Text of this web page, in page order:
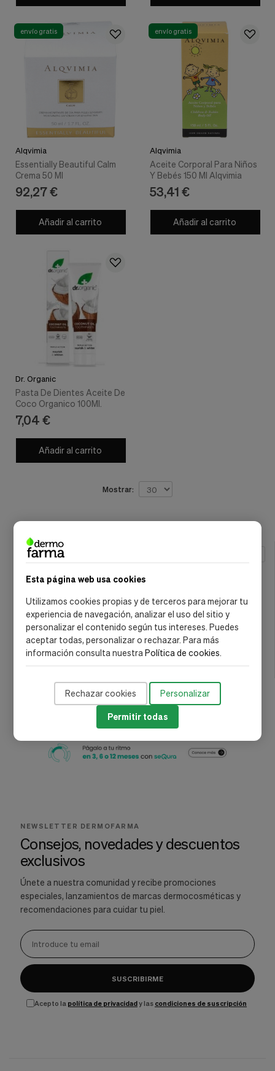
Esta página web usa cookies
Utilizamos cookies propias y de terceros para mejorar tu
experiencia de navegación, analizar el uso del sitio y
personalizar el contenido según tus intereses. Puedes
aceptar todas, personalizar o rechazar. Para más
información consulta nuestraPolítica de cookies.
Rechazar cookies Personalizar
Permitir todas
cookies
interesantes
basados
costumbres
navegación.
envío gratis
Alqvimia
Essentially Beautiful Calm
Crema 50 Ml
92,27 €
Añadir al carrito
envío gratis
Alqvimia
Aceite Corporal Para Niños
Y Bebés 150 Ml Alqvimia
53,41 €
Añadir al carrito
Dr. Organic
Pasta De Dientes Aceite De
Coco Organico 100Ml.
7,04 €
Añadir al carrito
Mostrar:
MARCA
Alqvimia(3)
Dr. Organic(1)
Esi - Trepat Diet
(1)
Natura Estonica(1)
NEWSLETTER DERMOFARMA
Consejos, novedades y descuentos
exclusivos
Únete a nuestra comunidad y recibe promociones
especiales, lanzamientos de marcas dermocosméticas y
recomendaciones para cuidar tu piel.
SUSCRIBIRME
Acepto la política de privacidady las condiciones de suscripción